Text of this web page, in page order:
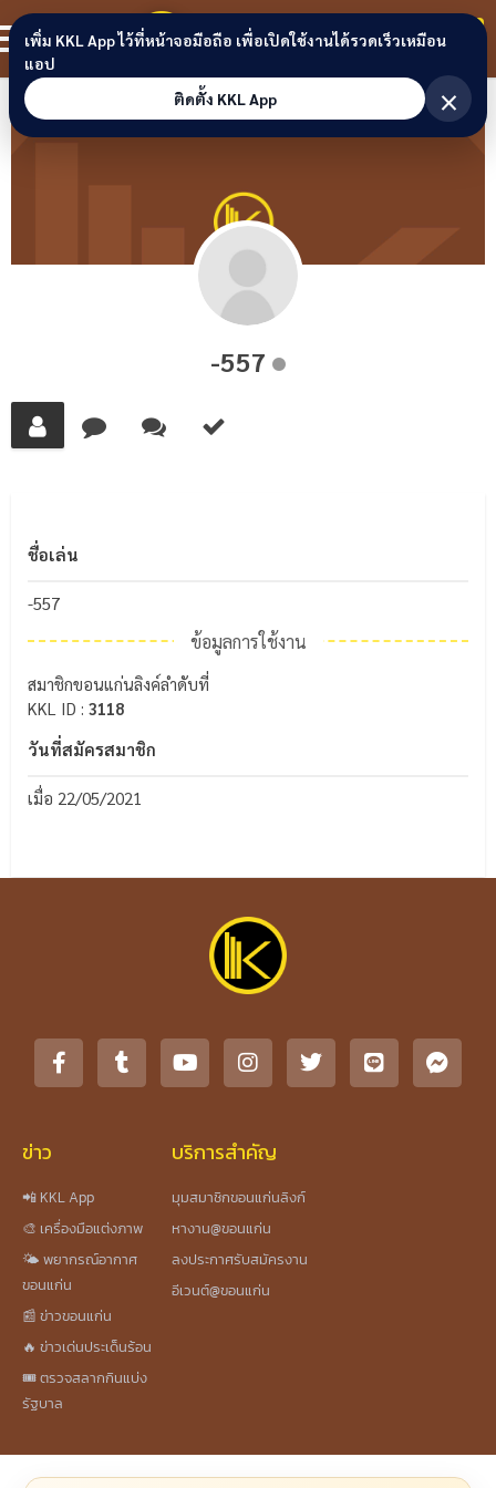
Skip to content
ขอนแก่นลิงก์ สมาชิก
-557
ชื่อเล่น
-557
ข้อมูลการใช้งาน
สมาชิกขอนแก่นลิงค์ลำดับที่
KKL ID : 3118
วันที่สมัครสมาชิก
เมื่อ 22/05/2021
ข่าว
📲 KKL App
🎨 เครื่องมือแต่งภาพ
🌤️ พยากรณ์อากาศ
ขอนแก่น
📰 ข่าวขอนแก่น
🔥 ข่าวเด่นประเด็นร้อน
🎟️ ตรวจสลากกินแบ่ง
รัฐบาล
บริการสำคัญ
มุมสมาชิกขอนแก่นลิงก์
หางาน@ขอนแก่น
ลงประกาศรับสมัครงาน
อีเวนต์@ขอนแก่น
เพิ่ม KKL App ไว้ที่หน้าจอมือถือ เพื่อเปิดใช้งานได้รวดเร็วเหมือน
แอป
ติดตั้ง KKL App
×